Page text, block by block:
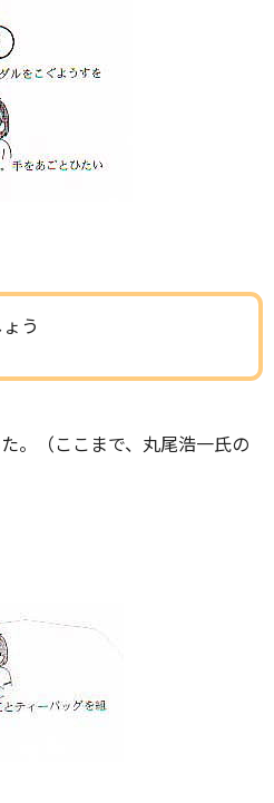
う
。（ここまで、丸尾浩一氏の